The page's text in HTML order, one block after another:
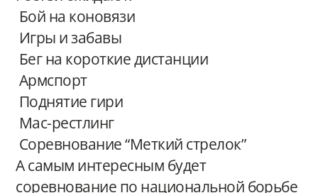
Бой на коновязи
Игры и забавы
Бег на короткие дистанции
Армспорт
Поднятие гири
Мас-рестлинг
Соревнование “Меткий стрелок”
А самым интересным будет
соревнование по национальной борьбе